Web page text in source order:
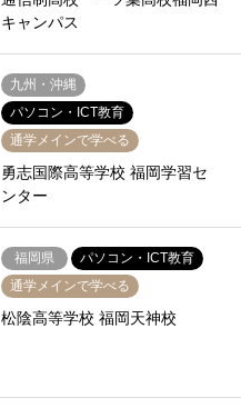
キャンパス
九州・沖縄
パソコン・ICT教育
通学メインで学べる
勇志国際高等学校 福岡学習セ
ンター
福岡県
パソコン・ICT教育
通学メインで学べる
松陰高等学校 福岡天神校